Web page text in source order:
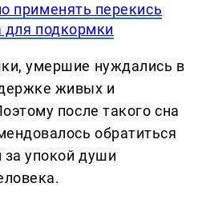
применять перекись
для подкормки
умершие нуждались в
живых и
после такого сна
обратиться
за упокой души